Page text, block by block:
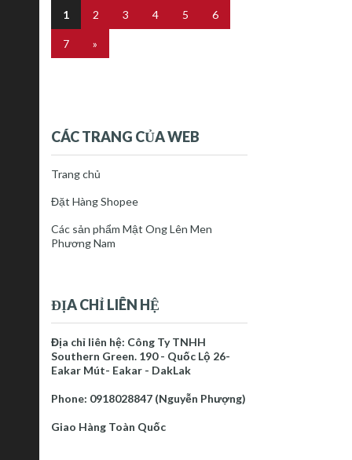
1 2 3 4 5 6
7 »
CÁC TRANG CỦA WEB
Trang chủ
Đặt Hàng Shopee
Các sản phẩm Mật Ong Lên Men
Phương Nam
ĐỊA CHỈ LIÊN HỆ
Địa chỉ liên hệ: Công Ty TNHH
Southern Green. 190 - Quốc Lộ 26-
Eakar Mút- Eakar - DakLak
Phone: 0918028847 (Nguyễn Phượng)
Giao Hàng Toàn Quốc